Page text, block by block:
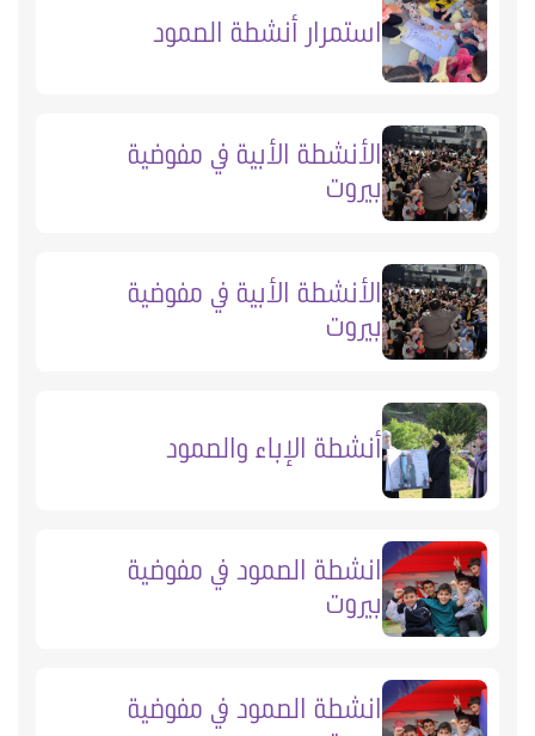
استمرار أنشطة الصمود
الأنشطة الأبية في مفوضية
بيروت
الأنشطة الأبية في مفوضية
بيروت
أنشطة الإباء والصمود
انشطة الصمود في مفوضية
بيروت
انشطة الصمود في مفوضية